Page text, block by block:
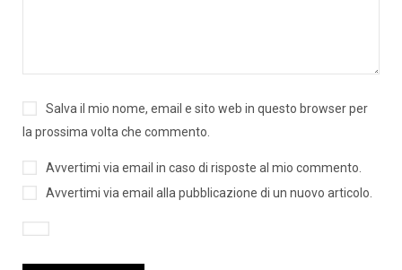
Salva il mio nome, email e sito web in questo browser per
la prossima volta che commento.
Avvertimi via email in caso di risposte al mio commento.
Avvertimi via email alla pubblicazione di un nuovo articolo.